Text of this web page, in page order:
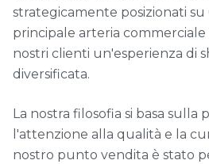
strategicamente posizionati su
principale arteria
nostri clienti un'esperienza di
diversificata.
La nostra filosofia si basa sulla
l'attenzione alla qualità e la
nostro punto vendita è stato